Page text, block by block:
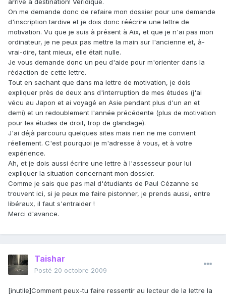
arrivé à destination! Véridique.
On me demande donc de refaire mon dossier pour une demande
d'inscription tardive et je dois donc réécrire une lettre de
motivation. Vu que je suis à présent à Aix, et que je n'ai pas mon
ordinateur, je ne peux pas mettre la main sur l'ancienne et, à-
vrai-dire, tant mieux, elle était nulle.
Je vous demande donc un peu d'aide pour m'orienter dans la
rédaction de cette lettre.
Tout en sachant que dans ma lettre de motivation, je dois
expliquer près de deux ans d'interruption de mes études (j'ai
vécu au Japon et ai voyagé en Asie pendant plus d'un an et
demi) et un redoublement l'année précédente (plus de motivation
pour les études de droit, trop de glandage).
J'ai déjà parcouru quelques sites mais rien ne me convient
réellement. C'est pourquoi je m'adresse à vous, et à votre
expérience.
Ah, et je dois aussi écrire une lettre à l'assesseur pour lui
expliquer la situation concernant mon dossier.
Comme je sais que pas mal d'étudiants de Paul Cézanne se
trouvent ici, si je peux me faire pistonner, je prends aussi, entre
libéraux, il faut s'entraider !
Merci d'avance.
Taishar
Posté 20 octobre 2009
[inutile]Comment peux-tu faire ressentir au lecteur de la lettre la